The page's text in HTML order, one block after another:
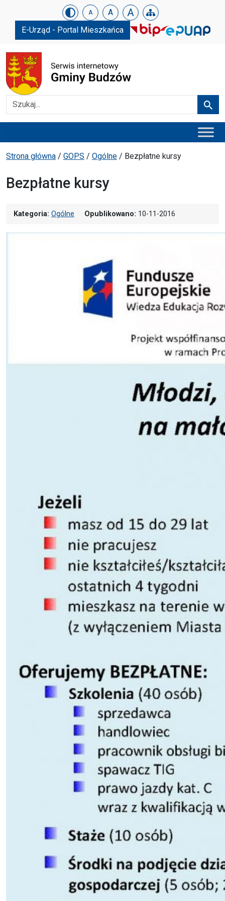
Urząd Gminy w Budzowie
Skip menu A A A
E-Urząd - Portal Mieszkańca
Szukaj
Ścieżka powrotu
Strona główna / GOPS / Ogólne / Bezpłatne kursy
Bezpłatne kursy
Kategoria: Ogólne Opublikowano: 10-11-2016